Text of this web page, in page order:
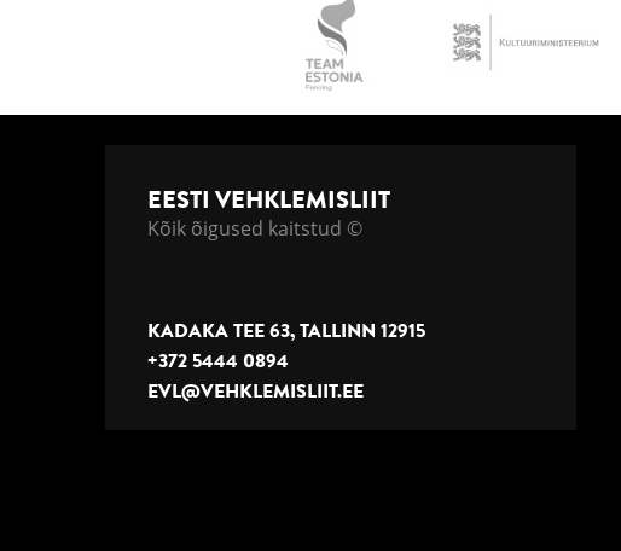
EESTI VEHKLEMISLIIT
Kõik õigused kaitstud ©
KADAKA TEE 63, TALLINN 12915
+372 5444 0894
EVL@VEHKLEMISLIIT.EE